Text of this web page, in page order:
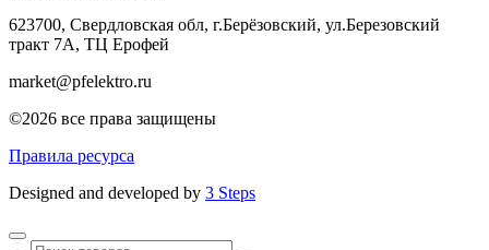
623700, Свердловская обл, г.Берёзовский, ул.Березовский
тракт 7А, ТЦ Ерофей
market@pfelektro.ru
©2026 все права защищены
Правила ресурса
Designed and developed by 3 Steps